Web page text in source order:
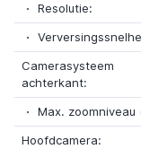
Resolutie:
Camerasysteem
achterkant:
Max. zoomniveau
Hoofdcamera: